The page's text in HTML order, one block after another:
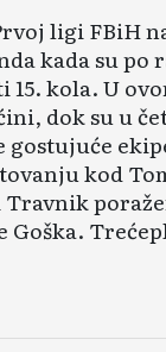
ligi FBiH
kada su po
15. kola. U
dok su u
gostujuće
kod
Goška.